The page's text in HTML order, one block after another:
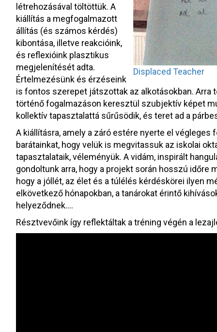
Displaced Teacher
létrehozásával töltöttük. A
kiállítás a megfogalmazott
állítás (és számos kérdés)
kibontása, illetve reakcióink,
és reflexióink plasztikus
megjelenítését adta.
Értelmezésünk és érzéseink
is fontos szerepet játszottak az alkotásokban. Arra
történő fogalmazáson keresztül szubjektív képet
kollektív tapasztalattá sűrűsödik, és teret ad a
A kiállításra, amely a záró estére nyerte el végleges
barátainkat, hogy velük is megvitassuk az iskolai
tapasztalataik, véleményük. A vidám, inspirált
gondoltunk arra, hogy a projekt során hosszú időre
hogy a jóllét, az élet és a túlélés kérdéskörei ilyen
elkövetkező hónapokban, a tanárokat érintő
helyeződnek….
Résztvevőink így reflektáltak a tréning végén a